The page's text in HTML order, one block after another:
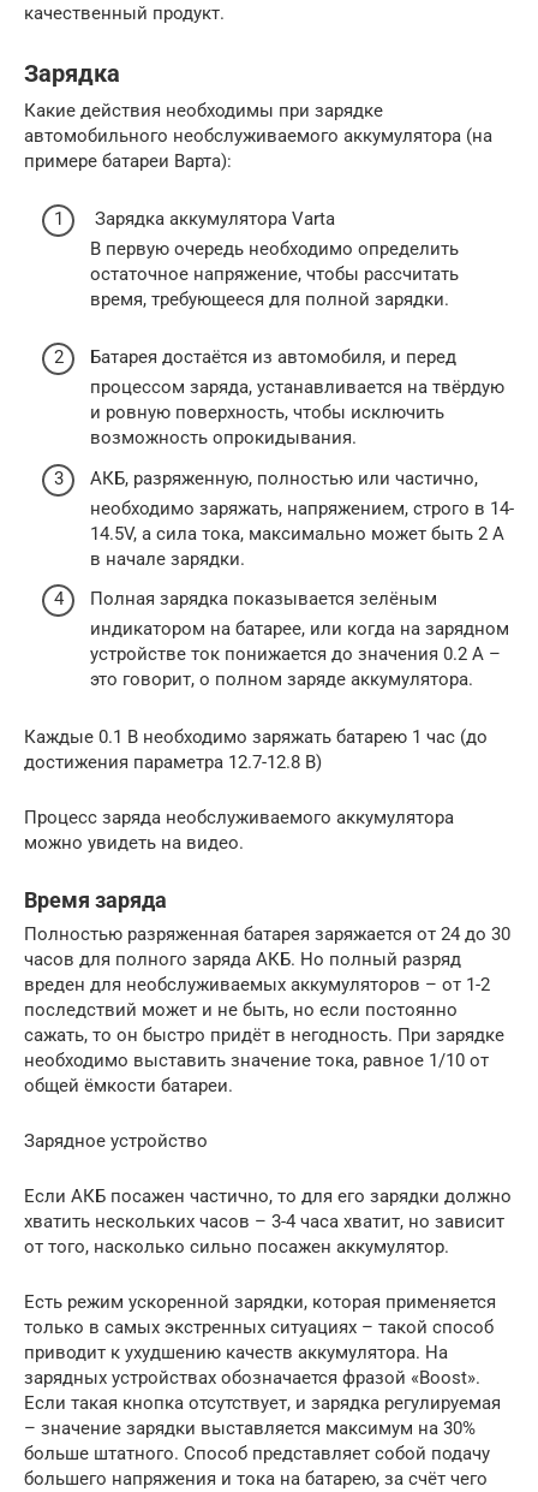
качественный продукт.
Зарядка
Какие действия необходимы при зарядке
автомобильного необслуживаемого аккумулятора (на
примере батареи Варта):
Зарядка аккумулятора Varta
В первую очередь необходимо определить
остаточное напряжение, чтобы рассчитать
время, требующееся для полной зарядки.
Батарея достаётся из автомобиля, и перед
процессом заряда, устанавливается на твёрдую
и ровную поверхность, чтобы исключить
возможность опрокидывания.
АКБ, разряженную, полностью или частично,
необходимо заряжать, напряжением, строго в 14-
14.5V, а сила тока, максимально может быть 2 А
в начале зарядки.
Полная зарядка показывается зелёным
индикатором на батарее, или когда на зарядном
устройстве ток понижается до значения 0.2 А –
это говорит, о полном заряде аккумулятора.
Каждые 0.1 В необходимо заряжать батарею 1 час (до
достижения параметра 12.7-12.8 В)
Процесс заряда необслуживаемого аккумулятора
можно увидеть на видео.
Время заряда
Полностью разряженная батарея заряжается от 24 до 30
часов для полного заряда АКБ. Но полный разряд
вреден для необслуживаемых аккумуляторов – от 1-2
последствий может и не быть, но если постоянно
сажать, то он быстро придёт в негодность. При зарядке
необходимо выставить значение тока, равное 1/10 от
общей ёмкости батареи.
Зарядное устройство
Если АКБ посажен частично, то для его зарядки должно
хватить нескольких часов – 3-4 часа хватит, но зависит
от того, насколько сильно посажен аккумулятор.
Есть режим ускоренной зарядки, которая применяется
только в самых экстренных ситуациях – такой способ
приводит к ухудшению качеств аккумулятора. На
зарядных устройствах обозначается фразой «Boost».
Если такая кнопка отсутствует, и зарядка регулируемая
– значение зарядки выставляется максимум на 30%
больше штатного. Способ представляет собой подачу
большего напряжения и тока на батарею, за счёт чего